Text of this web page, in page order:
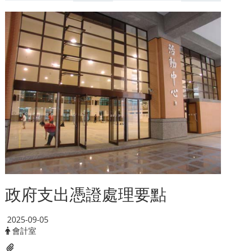
政府支出憑證處理要點
2025-09-05
會計室